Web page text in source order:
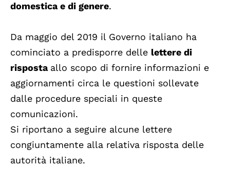
domestica e di genere.
Da maggio del 2019 il Governo italiano ha
cominciato a predisporre delle lettere di
risposta allo scopo di fornire informazioni e
aggiornamenti circa le questioni sollevate
dalle procedure speciali in queste
comunicazioni.
Si riportano a seguire alcune lettere
congiuntamente alla relativa risposta delle
autorità italiane.